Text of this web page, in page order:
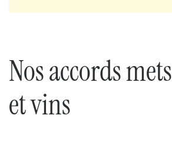
Nos accords mets
et vins